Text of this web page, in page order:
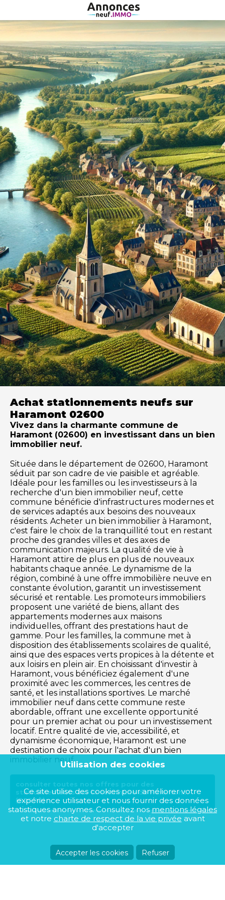
Achat stationnements neufs sur
Haramont 02600
Vivez dans la charmante commune de
Haramont (02600) en investissant dans un bien
immobilier neuf.
Située dans le département de 02600, Haramont
séduit par son cadre de vie paisible et agréable.
Idéale pour les familles ou les investisseurs à la
recherche d'un bien immobilier neuf, cette
commune bénéficie d'infrastructures modernes et
de services adaptés aux besoins des nouveaux
résidents. Acheter un bien immobilier à Haramont,
c'est faire le choix de la tranquillité tout en restant
proche des grandes villes et des axes de
communication majeurs. La qualité de vie à
Haramont attire de plus en plus de nouveaux
habitants chaque année. Le dynamisme de la
région, combiné à une offre immobilière neuve en
constante évolution, garantit un investissement
sécurisé et rentable. Les promoteurs immobiliers
proposent une variété de biens, allant des
appartements modernes aux maisons
individuelles, offrant des prestations haut de
gamme. Pour les familles, la commune met à
disposition des établissements scolaires de qualité,
ainsi que des espaces verts propices à la détente et
aux loisirs en plein air. En choisissant d'investir à
Haramont, vous bénéficiez également d'une
proximité avec les commerces, les centres de
santé, et les installations sportives. Le marché
immobilier neuf dans cette commune reste
abordable, offrant une excellente opportunité
pour un premier achat ou pour un investissement
locatif. Entre qualité de vie, accessibilité, et
dynamisme économique, Haramont est une
destination de choix pour l'achat d'un bien
immobilier neuf.
consulter toutes nos offres pour des
stationnements sur la commune de Haramont
(02600)
Utilisation des cookies
Ce site utilise des cookies pour améliorer votre
expérience utilisateur et nous fournir des données
statistiques anonymes. Consultez nosmentions légales
et notre charte de respect de la vie privée avant
d'accepter
Accepter les cookies Refuser